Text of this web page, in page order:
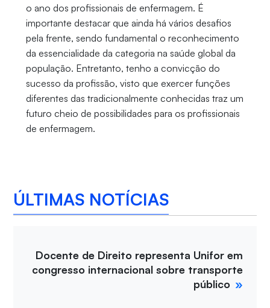
o ano dos profissionais de enfermagem. É
importante destacar que ainda há vários desafios
pela frente, sendo fundamental o reconhecimento
da essencialidade da categoria na saúde global da
população. Entretanto, tenho a convicção do
sucesso da profissão, visto que exercer funções
diferentes das tradicionalmente conhecidas traz um
futuro cheio de possibilidades para os profissionais
de enfermagem.
ÚLTIMAS NOTÍCIAS
Docente de Direito representa Unifor em
congresso internacional sobre transporte
público